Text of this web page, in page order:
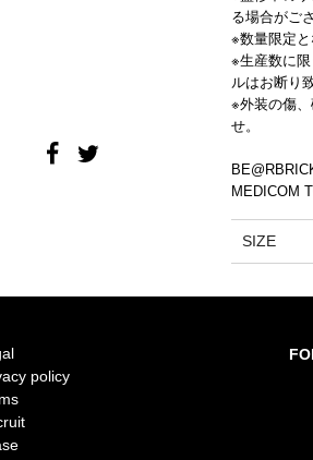
'WIDESHORTSLIMLONG'
'SILHOUETTE'
'凹 凸'
'NO MORE'
'HARUKAHARU'
'INORI'
'KANON'
る場合がご
※数量限定と
※生産数に
ルはお断り
※外装の傷
せ。
MEDICOM
SIZE
policy